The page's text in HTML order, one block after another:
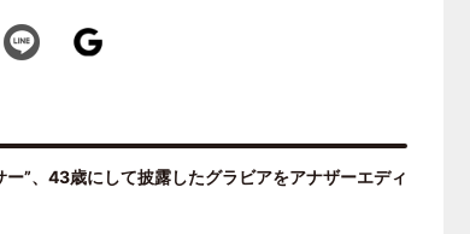
”、43歳にして披露したグラビアをアナザーエディ